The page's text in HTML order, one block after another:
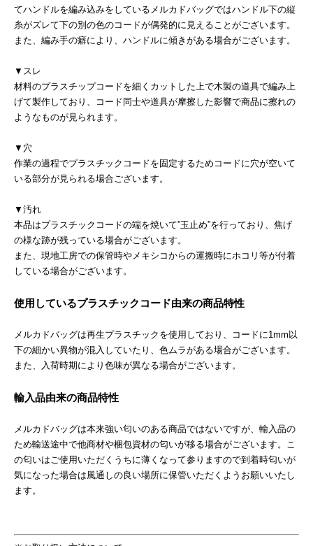
てハンドルを編み込みをしているメルカドバッグではハンドル下の縦
糸がズレて下の別の色のコードが偶発的に見えることがございます。
また、編み手の癖により、ハンドルに傾きがある場合がございます。
▼スレ
材料のプラスチップコードを細くカットした上で木製の道具で編み上
げて製作しており、コード同士や道具が摩擦した影響で商品に擦れの
ようなものが見られます。
▼穴
作業の過程でプラスチックコードを固定するためコードに穴が空いて
いる部分が見られる場合ございます。
▼汚れ
本品はプラスチックコードの端を焼いて”玉止め”を行っており、焦げ
の様な跡が残っている場合がございます。
また、現地工房での保管時やメキシコからの運搬時にホコリ等が付着
している場合がございます。
使用しているプラスチックコード由来の商品特性
メルカドバッグは再生プラスチックを使用しており、コードに1mm以
下の細かい異物が混入していたり、色ムラがある場合がございます。
また、入荷時期により色味が異なる場合がございます。
輸入品由来の商品特性
メルカドバッグは本来強い匂いのある商品ではないですが、輸入品の
ため輸送途中で他商材や梱包資材の匂いが移る場合がございます。こ
の匂いはご使用いただくうちに薄くなって参りますので到着時匂いが
気になった場合は風通しの良い場所に保管いただくようお願いいたし
ます。